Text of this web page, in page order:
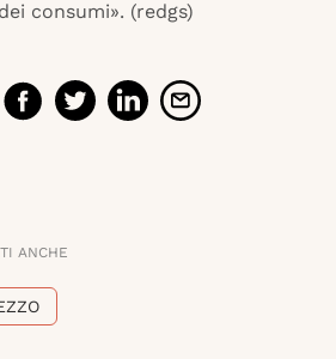
consumi». (redgs)
ANCHE